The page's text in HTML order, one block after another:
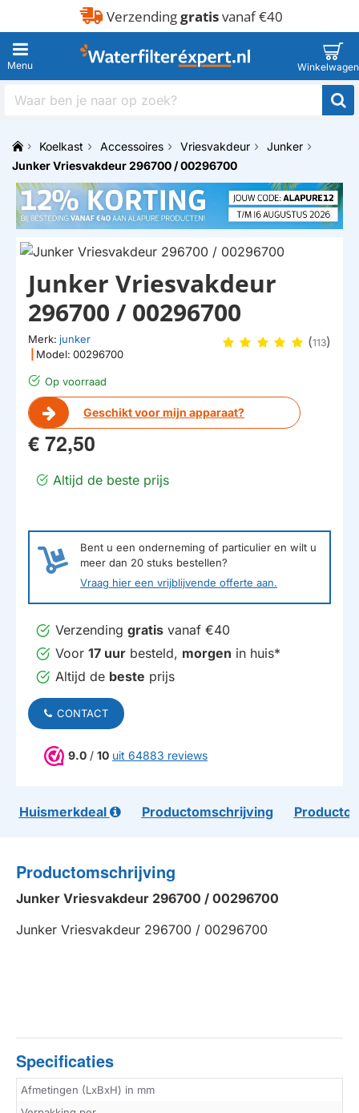
Verzendinggratisvanaf €40
Waar
naar
h
m
e
Koelkast Accessoires Vriesvakdeur
Junker
Junker Vriesvakdeur 296700 / 00296700
Op voorraad
Geschikt voor mijn apparaat?
Junker Vriesvakdeur
296700 / 00296700
Merk: junker
Model: 00296700
(113)
€ 72,50
Altijd de beste prijs
Bent u een onderneming of particulier en wilt u
meer dan 20 stuks bestellen?
Vraag hier een vrijblijvende offerte aan.
Verzending gratis vanaf €40
Voor 17 uur besteld, morgen in huis*
Altijd de beste prijs
CONTACT
9.0 / 10 uit 64883 reviews
Huismerkdeal Productomschrijving
Productomschrijving
Junker Vriesvakdeur 296700 / 00296700
Junker Vriesvakdeur 296700 / 00296700
Specificaties
Afmetingen (LxBxH) in mm